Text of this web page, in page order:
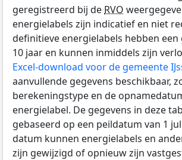
geregistreerd bij de RVO
energielabels zijn indicatief en niet
definitieve energielabels hebben een
10 jaar en kunnen inmiddels zijn
Excel-download voor de gemeente
aanvullende gegevens beschikbaar,
berekeningstype en de
energielabel. De gegevens in deze
gebaseerd op een peildatum van 1
datum kunnen energielabels en
zijn gewijzigd of opnieuw zijn